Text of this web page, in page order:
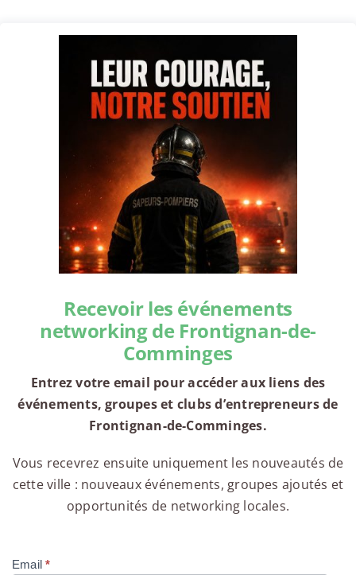
Recevoir les événements
networking de Frontignan-de-
Comminges
Entrez votre email pour accéder aux liens des
événements, groupes et clubs d’entrepreneurs de
Frontignan-de-Comminges.
Vous recevrez ensuite uniquement les nouveautés de
cette ville : nouveaux événements, groupes ajoutés et
opportunités de networking locales.
Compte
Email*